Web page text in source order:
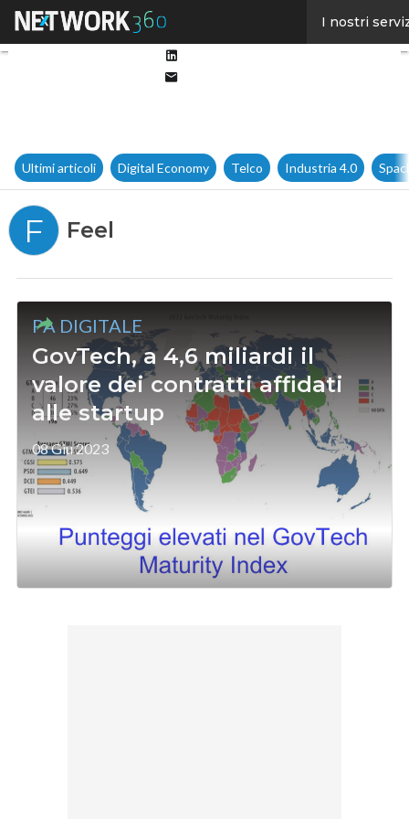
I nostri
Ultimi articoli Digital Economy Telco Industria 4.0
F Feel
PA DIGITALE
GovTech, a 4,6 miliardi il
valore dei contratti affidati
alle startup
08 Giu 2023